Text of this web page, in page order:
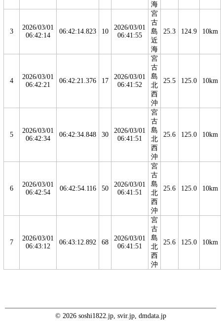
海
3
2026/03/01
06:42:14
06:42:14.823 10
2026/03/01
06:41:55
宮
古
島
近
海
25.3 124.9 10km
4
2026/03/01
06:42:21
06:42:21.376 17
2026/03/01
06:41:52
宮
古
島
北
西
沖
25.5 125.0 10km
5
2026/03/01
06:42:34
06:42:34.848 30
2026/03/01
06:41:51
宮
古
島
北
西
沖
25.6 125.0 10km
6
2026/03/01
06:42:54
06:42:54.116 50
2026/03/01
06:41:51
宮
古
島
北
西
沖
25.6 125.0 10km
7
2026/03/01
06:43:12
06:43:12.892 68
2026/03/01
06:41:51
宮
古
島
北
西
沖
25.6 125.0 10km
© 2026 soshi1822.jp, svir.jp, dmdata.jp